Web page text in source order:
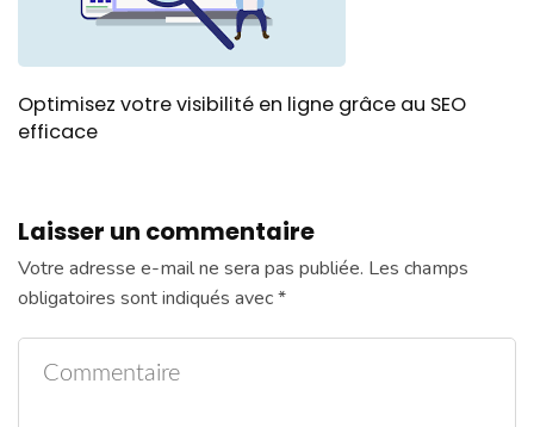
Optimisez votre visibilité en ligne grâce au SEO
efficace
Laisser un commentaire
Votre adresse e-mail ne sera pas publiée. Les champs
obligatoires sont indiqués avec*